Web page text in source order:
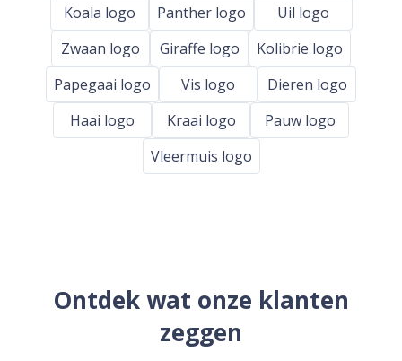
Koala logo
Panther logo
Uil logo
Zwaan logo
Giraffe logo
Kolibrie logo
Papegaai logo
Vis logo
Dieren logo
Haai logo
Kraai logo
Pauw logo
Vleermuis logo
Ontdek wat onze klanten
zeggen